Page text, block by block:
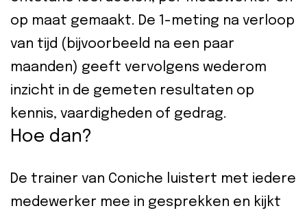
op maat gemaakt. De 1-meting na verloop
van tijd (bijvoorbeeld na een paar
maanden) geeft vervolgens wederom
inzicht in de gemeten resultaten op
kennis, vaardigheden of gedrag.
Hoe dan?
De trainer van Coniche luistert met iedere
medewerker mee in gesprekken en kijkt